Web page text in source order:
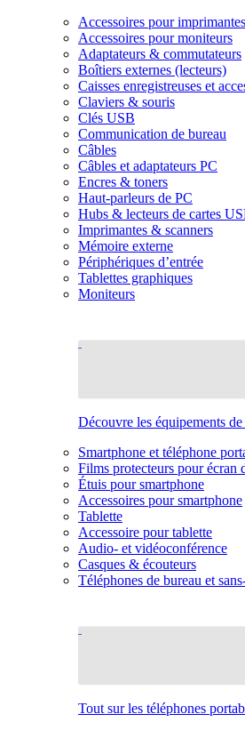
Accessoires pour
Accessoires pour moniteurs
Adaptateurs & commutateurs
Boîtiers externes (lecteurs)
Caisses enregistreuses et
Claviers & souris
Clés USB
Communication de bureau
Câbles
Câbles et adaptateurs PC
Encres & toners
Haut-parleurs de PC
Hubs & lecteurs de cartes
Imprimantes & scanners
Mémoire externe
Périphériques d’entrée
Tablettes graphiques
Moniteurs
Découvre les équipements
Smartphone et téléphone
Films protecteurs pour écran
Étuis pour smartphone
Accessoires pour smartphone
Tablette
Accessoire pour tablette
Audio- et vidéoconférence
Casques & écouteurs
Téléphones de bureau et
Tout sur les téléphones